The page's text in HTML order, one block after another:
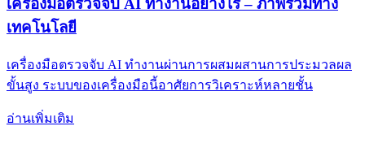
เครื่องมือตรวจจับ AI ทำงานอย่างไร – ภาพรวมทาง
เทคโนโลยี
เครื่องมือตรวจจับ AI ทำงานผ่านการผสมผสานการประมวลผล
ขั้นสูง ระบบของเครื่องมือนี้อาศัยการวิเคราะห์หลายชั้น
อ่านเพิ่มเติม